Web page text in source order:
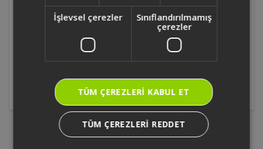
Waffle Makinesi
İşlevsel çerezler
Sınıflandırılmamış
çerezler
TÜM ÇEREZLERI KABUL ET
TÜM ÇEREZLERI REDDET